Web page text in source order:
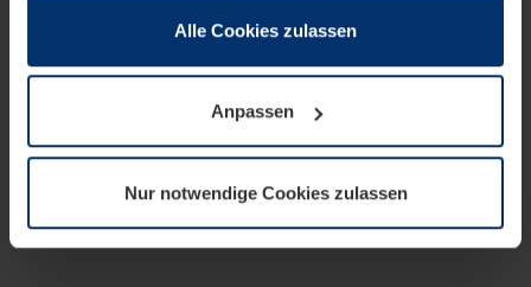
wenn diese für den Betrieb dieser Seite unbedingt
notwendig sind. Für alle anderen Cookie-Typen benötigen
wir Ihre Erlaubnis. Ihre Einwilligung können Sie jederzeit
Datenschutzerklärungunserer Website ändern oder
widerrufen.
Alle Cookies zulassen
Anpassen
Nur notwendige Cookies zulassen